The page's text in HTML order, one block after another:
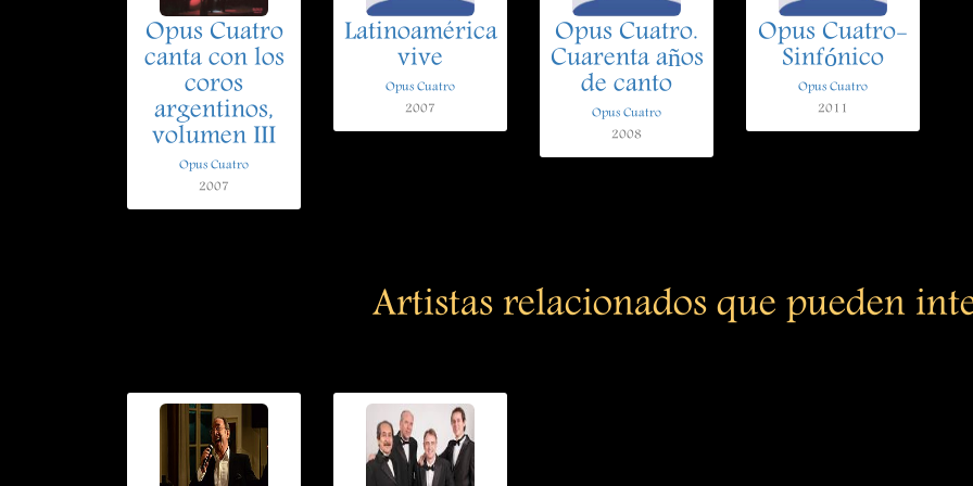
Opus Cuatro
canta con los
coros
argentinos,
volumen III
Opus Cuatro
2007
Latinoamérica
vive
Opus Cuatro
2007
Opus Cuatro.
Cuarenta años
de canto
Opus Cuatro
2008
Opus Cuatro-
Sinfónico
Opus Cuatro
2011
Artistas relacionados que pueden